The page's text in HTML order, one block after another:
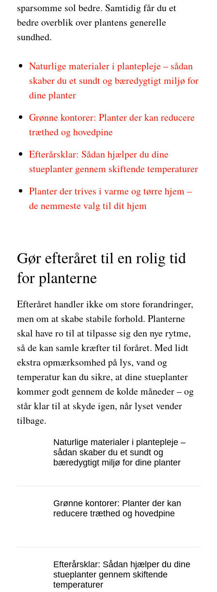
sparsomme sol bedre. Samtidig får du et
bedre overblik over plantens generelle
sundhed.
Naturlige materialer i plantepleje – sådan
skaber du et sundt og bæredygtigt miljø for
dine planter
Grønne kontorer: Planter der kan reducere
træthed og hovedpine
Efterårsklar: Sådan hjælper du dine
stueplanter gennem skiftende temperaturer
Planter der trives i varme og tørre hjem –
de nemmeste valg til dit hjem
Gør efteråret til en rolig tid
for planterne
Efteråret handler ikke om store forandringer,
men om at skabe stabile forhold. Planterne
skal have ro til at tilpasse sig den nye rytme,
så de kan samle kræfter til foråret. Med lidt
ekstra opmærksomhed på lys, vand og
temperatur kan du sikre, at dine stueplanter
kommer godt gennem de kolde måneder – og
står klar til at skyde igen, når lyset vender
tilbage.
Naturlige materialer i plantepleje –
sådan skaber du et sundt og
bæredygtigt miljø for dine planter
Grønne kontorer: Planter der kan
reducere træthed og hovedpine
Efterårsklar: Sådan hjælper du dine
stueplanter gennem skiftende
temperaturer